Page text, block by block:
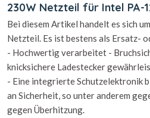
230W Netzteil für Intel PA-
Bei diesem Artikel handelt es sich
Netzteil. Es ist bestens als Ersatz-
- Hochwertig verarbeitet -
knicksichere Ladestecker
- Eine integrierte Schutzelektronik
an Sicherheit, so unter anderem
gegen Überhitzung.